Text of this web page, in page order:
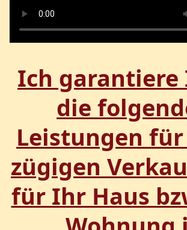
Ich garantiere
die
Leistungen
zügigen
für Ihr Haus